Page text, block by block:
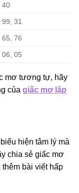
40
99, 31
65, 76
06, 05
mơ tương tự, hãy
của giấc mơ lặp
hiện tâm lý mà
chia sẻ giấc mơ
bài viết hấp